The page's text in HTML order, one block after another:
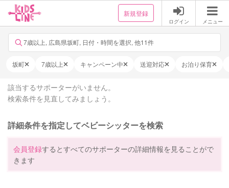
新規登録
ログイン メニュー
7歳以上, 広島県坂町, 日付・時間を選択, 他11件
坂町 7歳以上 キャンペーン中 送迎対応 お泊り保育
該当するサポーターがいません。
検索条件を見直してみましょう。
詳細条件を指定してベビーシッターを検索
会員登録するとすべてのサポーターの詳細情報を見ることがで
きます